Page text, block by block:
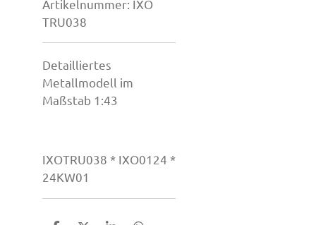
Artikelnummer: IXO
TRU038
Detailliertes
Metallmodell im
Maßstab 1:43
IXOTRU038 * IXO0124 *
24KW01